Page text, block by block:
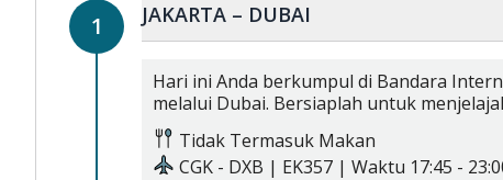
1 JAKARTA – DUBAI
Hari ini Anda berkumpul di Bandara
melalui Dubai. Bersiaplah untuk
Tidak Termasuk Makan
CGK - DXB | EK357 | Waktu 17:45 -